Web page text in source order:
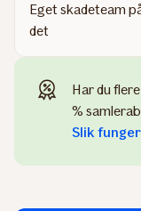
Eget skadeteam
det
Har du
%
Slik